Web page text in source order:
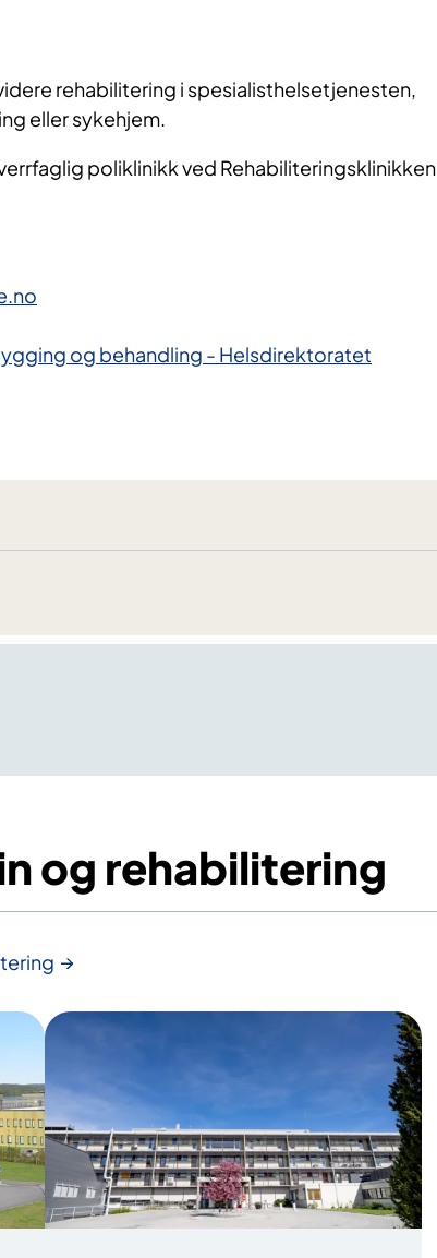
rehabilitering i spesialisthelsetjenesten,
eller sykehjem.
poliklinikk ved Rehabiliteringsklinikken
og behandling - Helsdirektoratet
og rehabilitering